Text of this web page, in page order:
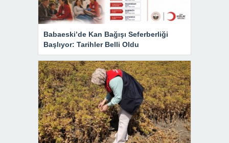
Babaeski’de Kan Bağışı Seferberliği
Başlıyor: Tarihler Belli Oldu